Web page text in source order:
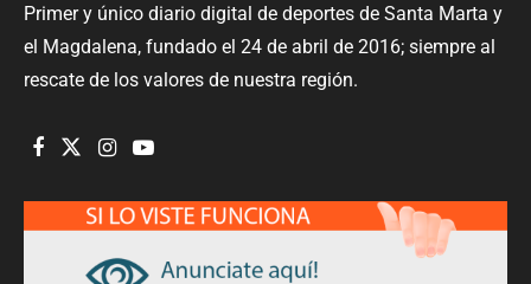
Primer y único diario digital de deportes de Santa Marta y
el Magdalena, fundado el 24 de abril de 2016; siempre al
rescate de los valores de nuestra región.